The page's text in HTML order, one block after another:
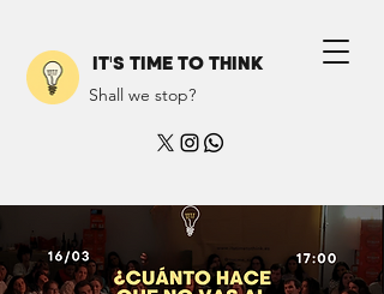
IT'S TIME TO THINK
Shall we stop?